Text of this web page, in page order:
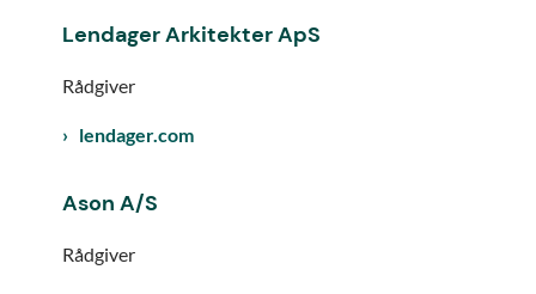
Lendager Arkitekter ApS
Rådgiver
lendager.com
Ason A/S
Rådgiver